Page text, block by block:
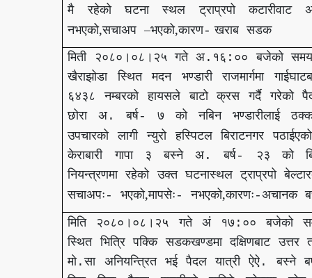
मै
रहेको घटना स्थल ट्राप्रपो कटारीवाट
नभएको,सचाअप –भएको,कारण- खराब सडक
मिती
२०८०।०८।२५ गते अ . १६ : ०० बजेको
खैराझोडा
स्थित मदन भण्डारी राजमार्गमा
६४३८
नम्बरको हायसले बाटो क्रस गर्दै गरेको
छोरा
अ .बर्ष-७ को नबिन भण्डारीलाई
उपचारको
लागी न्युरो हस्पिटल बिराटनगर
पठाईएको
केराबारी
गापा ३ बस्ने अ .बर्ष- २३ को
नियन्त्रणमा रहेको उक्त घटनास्थल ट्राप्रपो
सचाअपः -भएको,मापसेः -नभएको,कारणः -अचानक
मिति
२०८०।०८।२५ गते अं १७: ०० बजेको
स्थित भित्रि पक्कि सडकखण्डमा दक्षिणबाट उत्तर
मो.सा अनियन्त्रित भई पैदल यात्री ऐऐ .बस्ने